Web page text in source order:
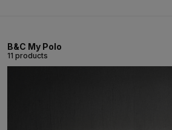
B&C My Polo
11 products